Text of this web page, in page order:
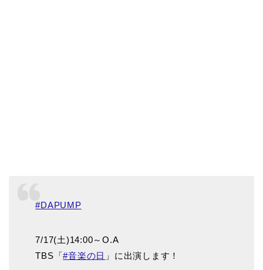
#DAPUMP
7/17(土)14:00～O.A
TBS「#音楽の日 」に出演します！